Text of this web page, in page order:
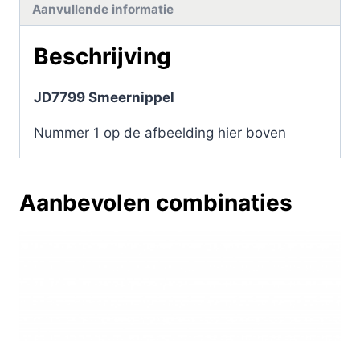
Aanvullende informatie
Beschrijving
JD7799 Smeernippel
Nummer 1 op de afbeelding hier boven
Aanbevolen combinaties